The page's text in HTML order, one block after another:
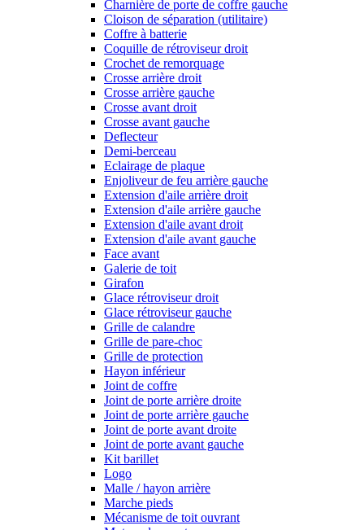
Charnière de porte de coffre gauche
Cloison de séparation (utilitaire)
Coffre à batterie
Coquille de rétroviseur droit
Crochet de remorquage
Crosse arrière droit
Crosse arrière gauche
Crosse avant droit
Crosse avant gauche
Deflecteur
Demi-berceau
Eclairage de plaque
Enjoliveur de feu arrière gauche
Extension d'aile arrière droit
Extension d'aile arrière gauche
Extension d'aile avant droit
Extension d'aile avant gauche
Face avant
Galerie de toit
Girafon
Glace rétroviseur droit
Glace rétroviseur gauche
Grille de calandre
Grille de pare-choc
Grille de protection
Hayon inférieur
Joint de coffre
Joint de porte arrière droite
Joint de porte arrière gauche
Joint de porte avant droite
Joint de porte avant gauche
Kit barillet
Logo
Malle / hayon arrière
Marche pieds
Mécanisme de toit ouvrant